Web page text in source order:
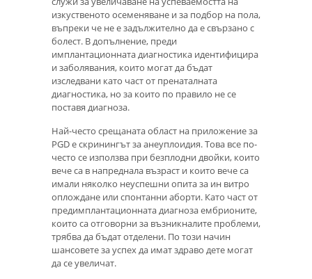
изкуственото осеменяване и за подбор на пола,
въпреки че не е задължително да е свързано с
болест. В допълнение, преди
имплантационната диагностика идентифицира
и заболявания, които могат да бъдат
изследвани като част от пренаталната
диагностика, но за които по правило не се
поставя диагноза.
Най-често срещаната област на приложение за
PGD е скринингът за анеуплоидия. Това все по-
често се използва при безплодни двойки, които
вече са в напреднала възраст и които вече са
имали няколко неуспешни опита за ин витро
оплождане или спонтанни аборти. Като част от
предимплантационната диагноза ембрионите,
които са отговорни за възникналите проблеми,
трябва да бъдат отделени. По този начин
шансовете за успех да имат здраво дете могат
да се увеличат.